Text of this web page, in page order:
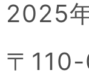
2025
〒